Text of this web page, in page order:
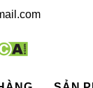
2025
của